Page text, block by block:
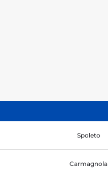
Spoleto
Carmagnola